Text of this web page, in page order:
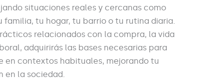
situaciones reales y cercanas como
tu hogar, tu barrio o tu rutina diaria.
relacionados con la compra, la vida
adquirirás las bases necesarias para
en contextos habituales, mejorando tu
en la sociedad.